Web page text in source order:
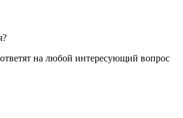
на любой интересующий вопрос